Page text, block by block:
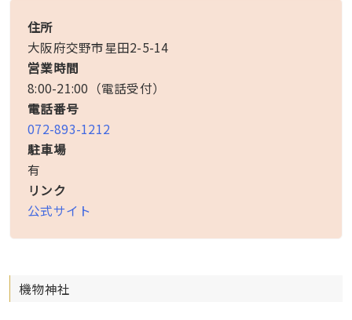
住所
大阪府交野市星田2-5-14
営業時間
8:00-21:00（電話受付）
電話番号
072-893-1212
駐車場
有
リンク
公式サイト
機物神社